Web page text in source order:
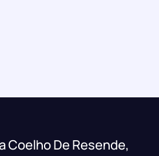
Coelho De Resende,